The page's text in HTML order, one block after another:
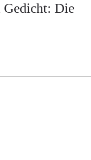
Gedicht: Die